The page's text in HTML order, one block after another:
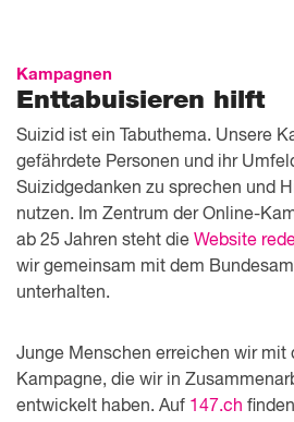
Kampagnen
Enttabuisieren hilft
Suizid ist ein Tabuthema. Unsere
gefährdete Personen und ihr
Suizidgedanken zu sprechen und
nutzen. Im Zentrum der Online-
ab 25 Jahren steht die Website
wir gemeinsam mit dem
unterhalten.
Junge Menschen erreichen wir mit
Kampagne, die wir in
entwickelt haben. Auf 147.ch